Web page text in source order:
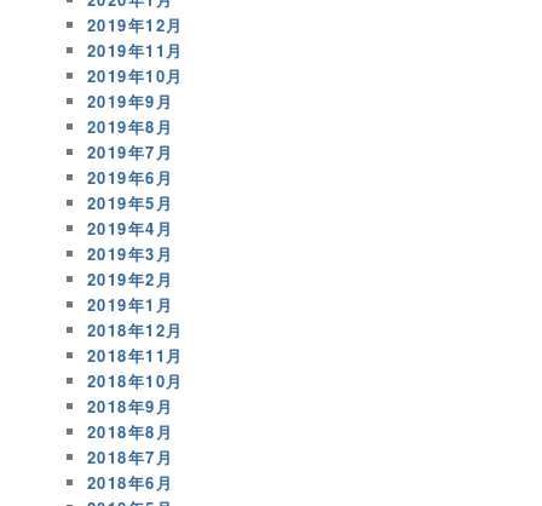
2019年12月
2019年11月
2019年10月
2019年9月
2019年8月
2019年7月
2019年6月
2019年5月
2019年4月
2019年3月
2019年2月
2019年1月
2018年12月
2018年11月
2018年10月
2018年9月
2018年8月
2018年7月
2018年6月